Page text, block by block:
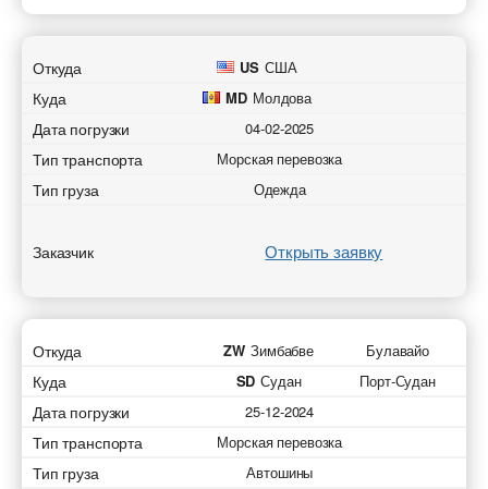
Откуда US США
Куда MD Молдова
Дата погрузки 04-02-2025
Тип транспорта Морская перевозка
Тип груза Одежда
Заказчик Открыть заявку
Откуда ZW Зимбабве Булавайо
Куда SD Судан Порт-Судан
Дата погрузки 25-12-2024
Тип транспорта Морская перевозка
Тип груза Автошины